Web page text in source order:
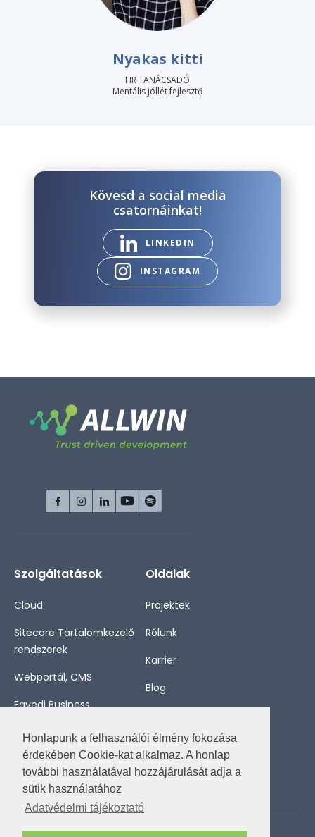
Honlapunk a felhasználói élmény fokozása
érdekében Cookie-kat alkalmaz. A honlap
további használatával hozzájárulását adja a
sütik használatához
Adatvédelmi tájékoztató
Nyakas kitti
HR TANÁCSADÓ
Mentális jóllét fejlesztő
Kövesd a social media
csatornáinkat!
LINKEDIN
INSTAGRAM
Szolgáltatások
Cloud
Sitecore Tartalomkezelő
rendszerek
Webportál, CMS
Egyedi Business
Konzultáció
Oldalak
Projektek
Rólunk
Karrier
Blog